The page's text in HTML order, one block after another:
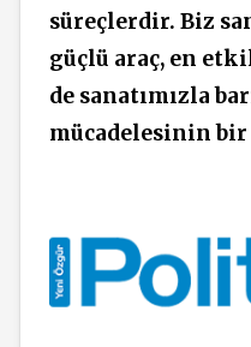
süreçlerdir. Biz
güçlü araç, en
de sanatımızla
mücadelesinin bir